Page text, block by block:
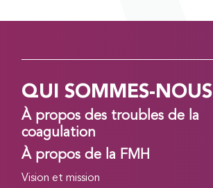
QUI SOMMES-NOUS
À propos des troubles de la
coagulation
À propos de la FMH
Vision et mission